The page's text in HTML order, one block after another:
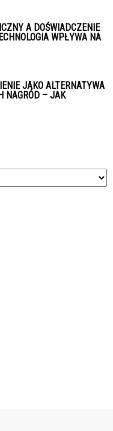
A DOŚWIADCZENIE
WPŁYWA NA
JAKO ALTERNATYWA
NAGRÓD – JAK